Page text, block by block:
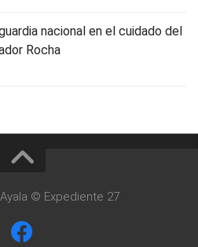
nacional en el cuidado del
Rocha
© Expediente 27